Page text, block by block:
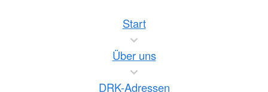
Start
Über uns
DRK-Adressen